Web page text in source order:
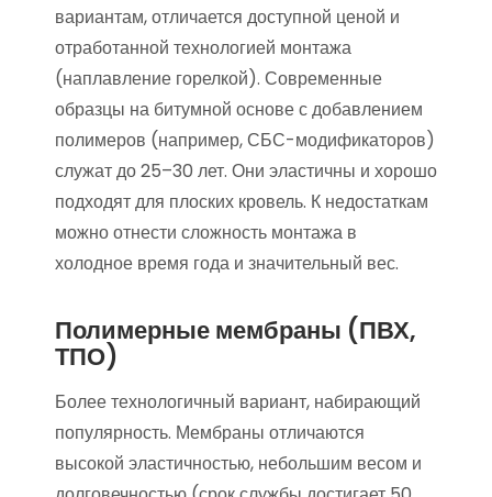
вариантам, отличается доступной ценой и
отработанной технологией монтажа
(наплавление горелкой). Современные
образцы на битумной основе с добавлением
полимеров (например, СБС-модификаторов)
служат до 25–30 лет. Они эластичны и хорошо
подходят для плоских кровель. К недостаткам
можно отнести сложность монтажа в
холодное время года и значительный вес.
Полимерные мембраны (ПВХ,
ТПО)
Более технологичный вариант, набирающий
популярность. Мембраны отличаются
высокой эластичностью, небольшим весом и